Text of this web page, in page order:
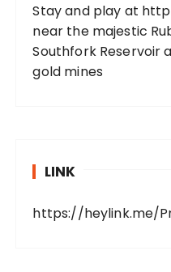
Stay and play at
near the majestic
Southfork Reservoir
gold mines
LINK
https://heylink.me/